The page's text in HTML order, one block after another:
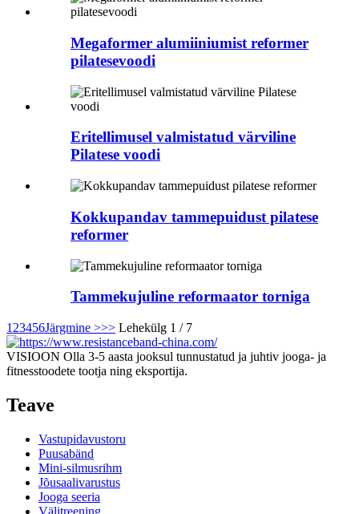
Megaformer alumiiniumist reformer
pilatesevoodi
Eritellimusel valmistatud värviline
Pilatese voodi
Kokkupandav tammepuidust pilatese
reformer
Tammekujuline reformaator torniga
1 23456Järgmine >>> Lehekülg 1 / 7
VISIOON Olla 3-5 aasta jooksul tunnustatud ja juhtiv jooga- ja
fitnesstoodete tootja ning eksportija.
Teave
Vastupidavustoru
Puusabänd
Mini-silmusrihm
Jõusaalivarustus
Jooga seeria
Välitreening